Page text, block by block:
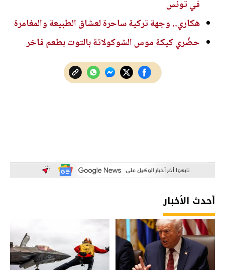
في تونس
هكاري.. وجهة تركية ساحرة لعشاق الطبيعة والمغامرة
حضّري كيكة موس الشوكولاتة بالتوت بطعم فاخر
أحدث الأخبار